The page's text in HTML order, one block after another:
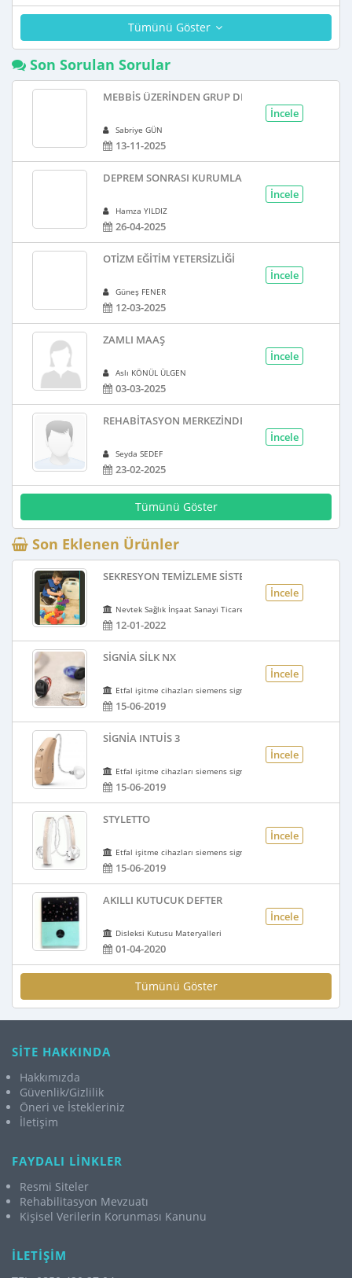
Tümünü Göster
Son Sorulan Sorular
MEBBİS ÜZERINDEN GRUP DERSI YAZMA
Sabriye GÜN
13-11-2025
İncele
DEPREM SONRASI KURUMLAR PAZAR GÜNÜ AÇIK
Hamza YILDIZ
26-04-2025
İncele
OTIZM EĞITIM YETERSIZLIĞI
Güneş FENER
12-03-2025
İncele
ZAMLI MAAŞ
Aslı KÖNÜL ÜLGEN
03-03-2025
İncele
REHABITASYON MERKEZINDE REHBERLIK DOSYASI
Seyda SEDEF
23-02-2025
İncele
Tümünü Göster
Son Eklenen Ürünler
SEKRESYON TEMİZLEME SİSTEMİ (SMARTVEST-ABD)
Nevtek Sağlık İnşaat Sanayi Ticaret Limited Şirketi
12-01-2022
İncele
SIGNIA SILK NX
Etfal işitme cihazları siemens signia işitme cihazı
15-06-2019
İncele
SIGNIA INTUIS 3
Etfal işitme cihazları siemens signia işitme cihazı
15-06-2019
İncele
STYLETTO
Etfal işitme cihazları siemens signia işitme cihazı
15-06-2019
İncele
AKILLI KUTUCUK DEFTER
Disleksi Kutusu Materyalleri
01-04-2020
İncele
Tümünü Göster
SİTE HAKKINDA
Hakkımızda
Güvenlik/Gizlilik
Öneri ve İstekleriniz
İletişim
FAYDALI LİNKLER
Resmi Siteler
Rehabilitasyon Mevzuatı
Kişisel Verilerin Korunması Kanunu
İLETİŞİM